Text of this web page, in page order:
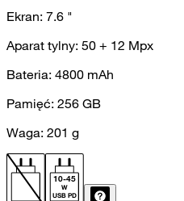
Ekran: 7.6 "
Aparat tylny: 50 + 12 Mpx
Bateria: 4800 mAh
Pamięć: 256 GB
Waga: 201 g
10-45
W
USB PD